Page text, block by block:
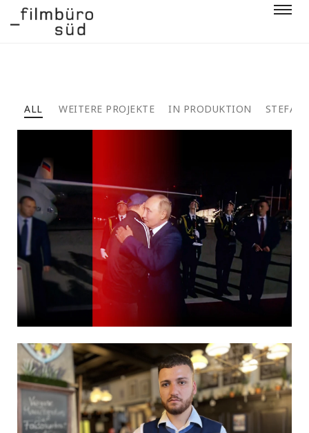
ALL WEITERE PROJEKTE IN PRODUKTION STEFAN
DIE MACHT DES RUSSISCHEN
GEHEIMDIENSTS